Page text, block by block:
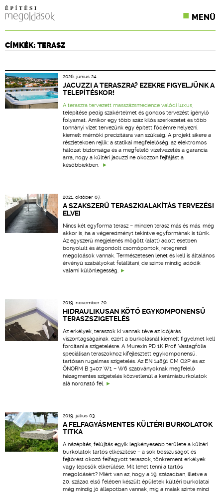
MENÜ
CPR TERMÉKKIÍRÁS
ÉPÍTÉSI JOG
ONLINE KÉPZÉSEK
TERVEZÉSI SEGÉDLETEK
CÍMKÉK: TERASZ
2026. június 24.
JACUZZI A TERASZRA? EZEKRE FIGYELJÜNK A
TELEPÍTÉSKOR!
A teraszra tervezett masszázsmedence valódi luxus,
telepítése pedig szakértelmet és gondos tervezést igénylő
folyamat. Amikor egy több száz kilós szerkezetet és több
tonnányi vizet tervezünk egy épített födémre helyezni,
kiemelt mérnöki precizitásra van szükség. A projekt sikere a
részletekben rejlik: a statikai megfelelőség, az elektromos
hálózat biztonsága és a megfelelő vízelvezetés a garancia
arra, hogy a kültéri jacuzzi ne okozzon fejfájást a
későbbiekben.
2021. október 07.
A SZAKSZERŰ TERASZKIALAKÍTÁS TERVEZÉSI
ELVEI
Nincs két egyforma terasz – minden terasz más és más, még
akkor is, ha a végeredményt tekintve egyformának is tűnik.
Az egyszerű megjelenés mögött (alatt) adott esetben
bonyolult és átgondolt csomópontok, rétegrendi
megoldások vannak. Természetesen lehet és kell is általános
érvényű szabályokat felállítani, de szinte mindig adódik
valami különlegesség.
2019. november 20.
HIDRAULIKUSAN KÖTŐ EGYKOMPONENSŰ
TERASZSZIGETELÉS
Az erkélyek, teraszok ki vannak téve az időjárás
viszontagságainak, ezért a burkolásnál kiemelt figyelmet kell
fordítani a szigetelésre. A Murexin PD 1K Profi Vastagfólia
speciálisan teraszokhoz kifejlesztett egykomponensű,
tartósan rugalmas szigetelés. Az EN 14891 CM O2P és az
ÖNORM B 3407 W1 – W6 szabványoknak megfelelő
hézagmentes szigetelés közvetlenül a kerámiaburkolatok
alá hordható fel.
2019. július 03.
A FELFAGYÁSMENTES KÜLTÉRI BURKOLATOK
TITKA
A házépítés, felújítás egyik legkényesebb területe a kültéri
burkolatok tartós elkészítése – a sok bosszúságot és
fejtörést okozó felfagyott teraszok, tönkrement erkélyek
vagy lépcsők elkerülése. Mit lehet tenni a tartós
megoldásért? Miért van az, hogy a 19. században, illetve a
20. század első felében készült épületek kültéri burkolatai
még mindig jó állapotban vannak, míg a maiak szinte mind